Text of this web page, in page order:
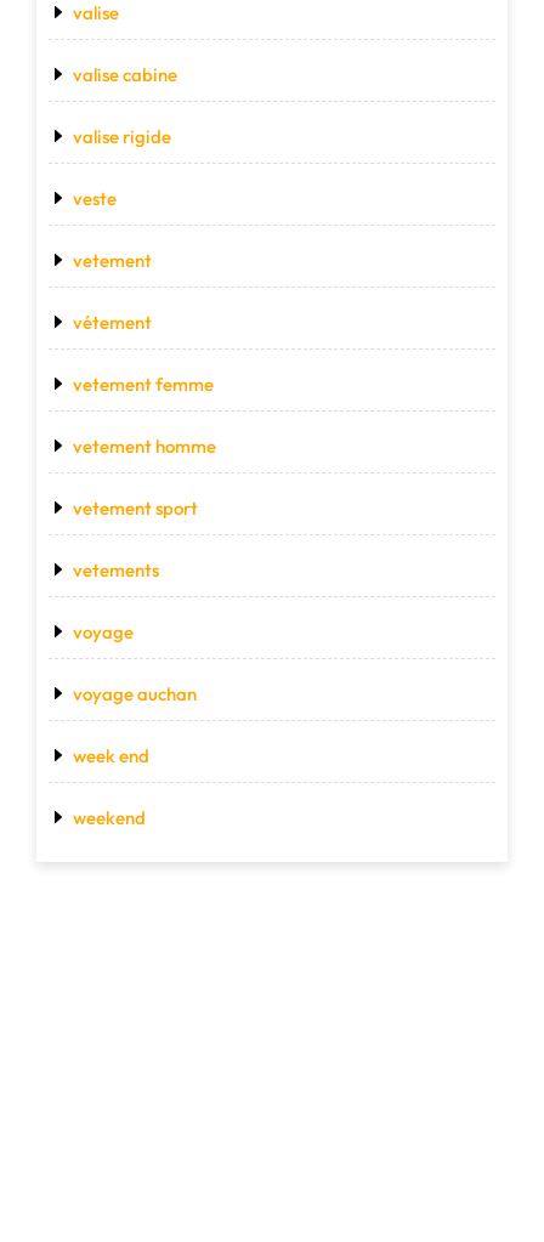
valise
valise cabine
valise rigide
veste
vetement
vétement
vetement femme
vetement homme
vetement sport
vetements
voyage
voyage auchan
week end
weekend